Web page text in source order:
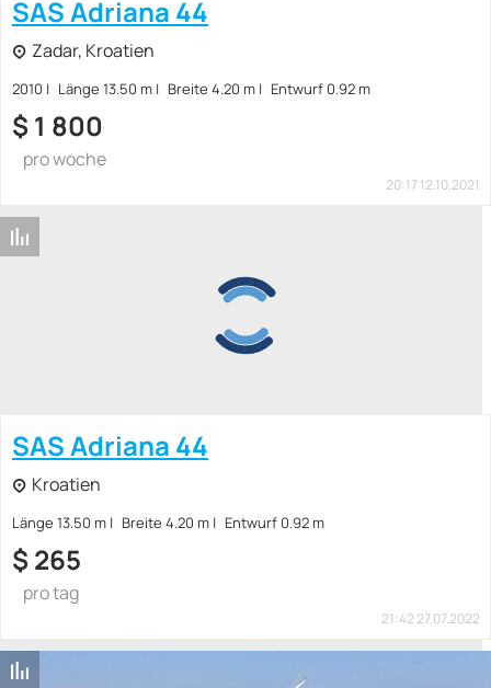
SAS Adriana 44
Zadar, Kroatien
2010 Länge 13.50 m Breite 4.20 m Entwurf 0.92 m
$ 1 800
pro woche
20:17 12.10.2021
SAS Adriana 44
Kroatien
Länge 13.50 m Breite 4.20 m Entwurf 0.92 m
$ 265
pro tag
21:42 27.07.2022